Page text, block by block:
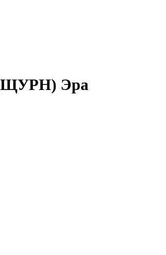
(ЩУРН) Эра